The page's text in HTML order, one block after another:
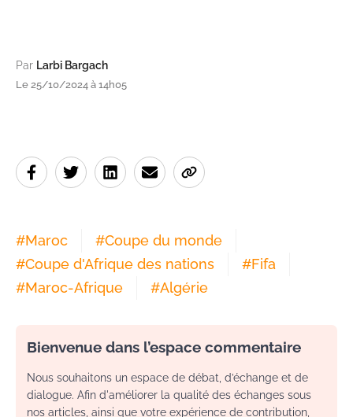
Par Larbi Bargach
Le 25/10/2024 à 14h05
#Maroc #Coupe du monde
#Coupe d'Afrique des nations #Fifa
#Maroc-Afrique #Algérie
Bienvenue dans l’espace commentaire
Nous souhaitons un espace de débat, d’échange et de
dialogue. Afin d'améliorer la qualité des échanges sous
nos articles, ainsi que votre expérience de contribution,